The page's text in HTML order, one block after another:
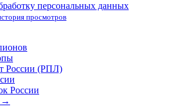
персональных данных
просмотров
России (РПЛ)
России
→